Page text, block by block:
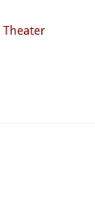
Theater